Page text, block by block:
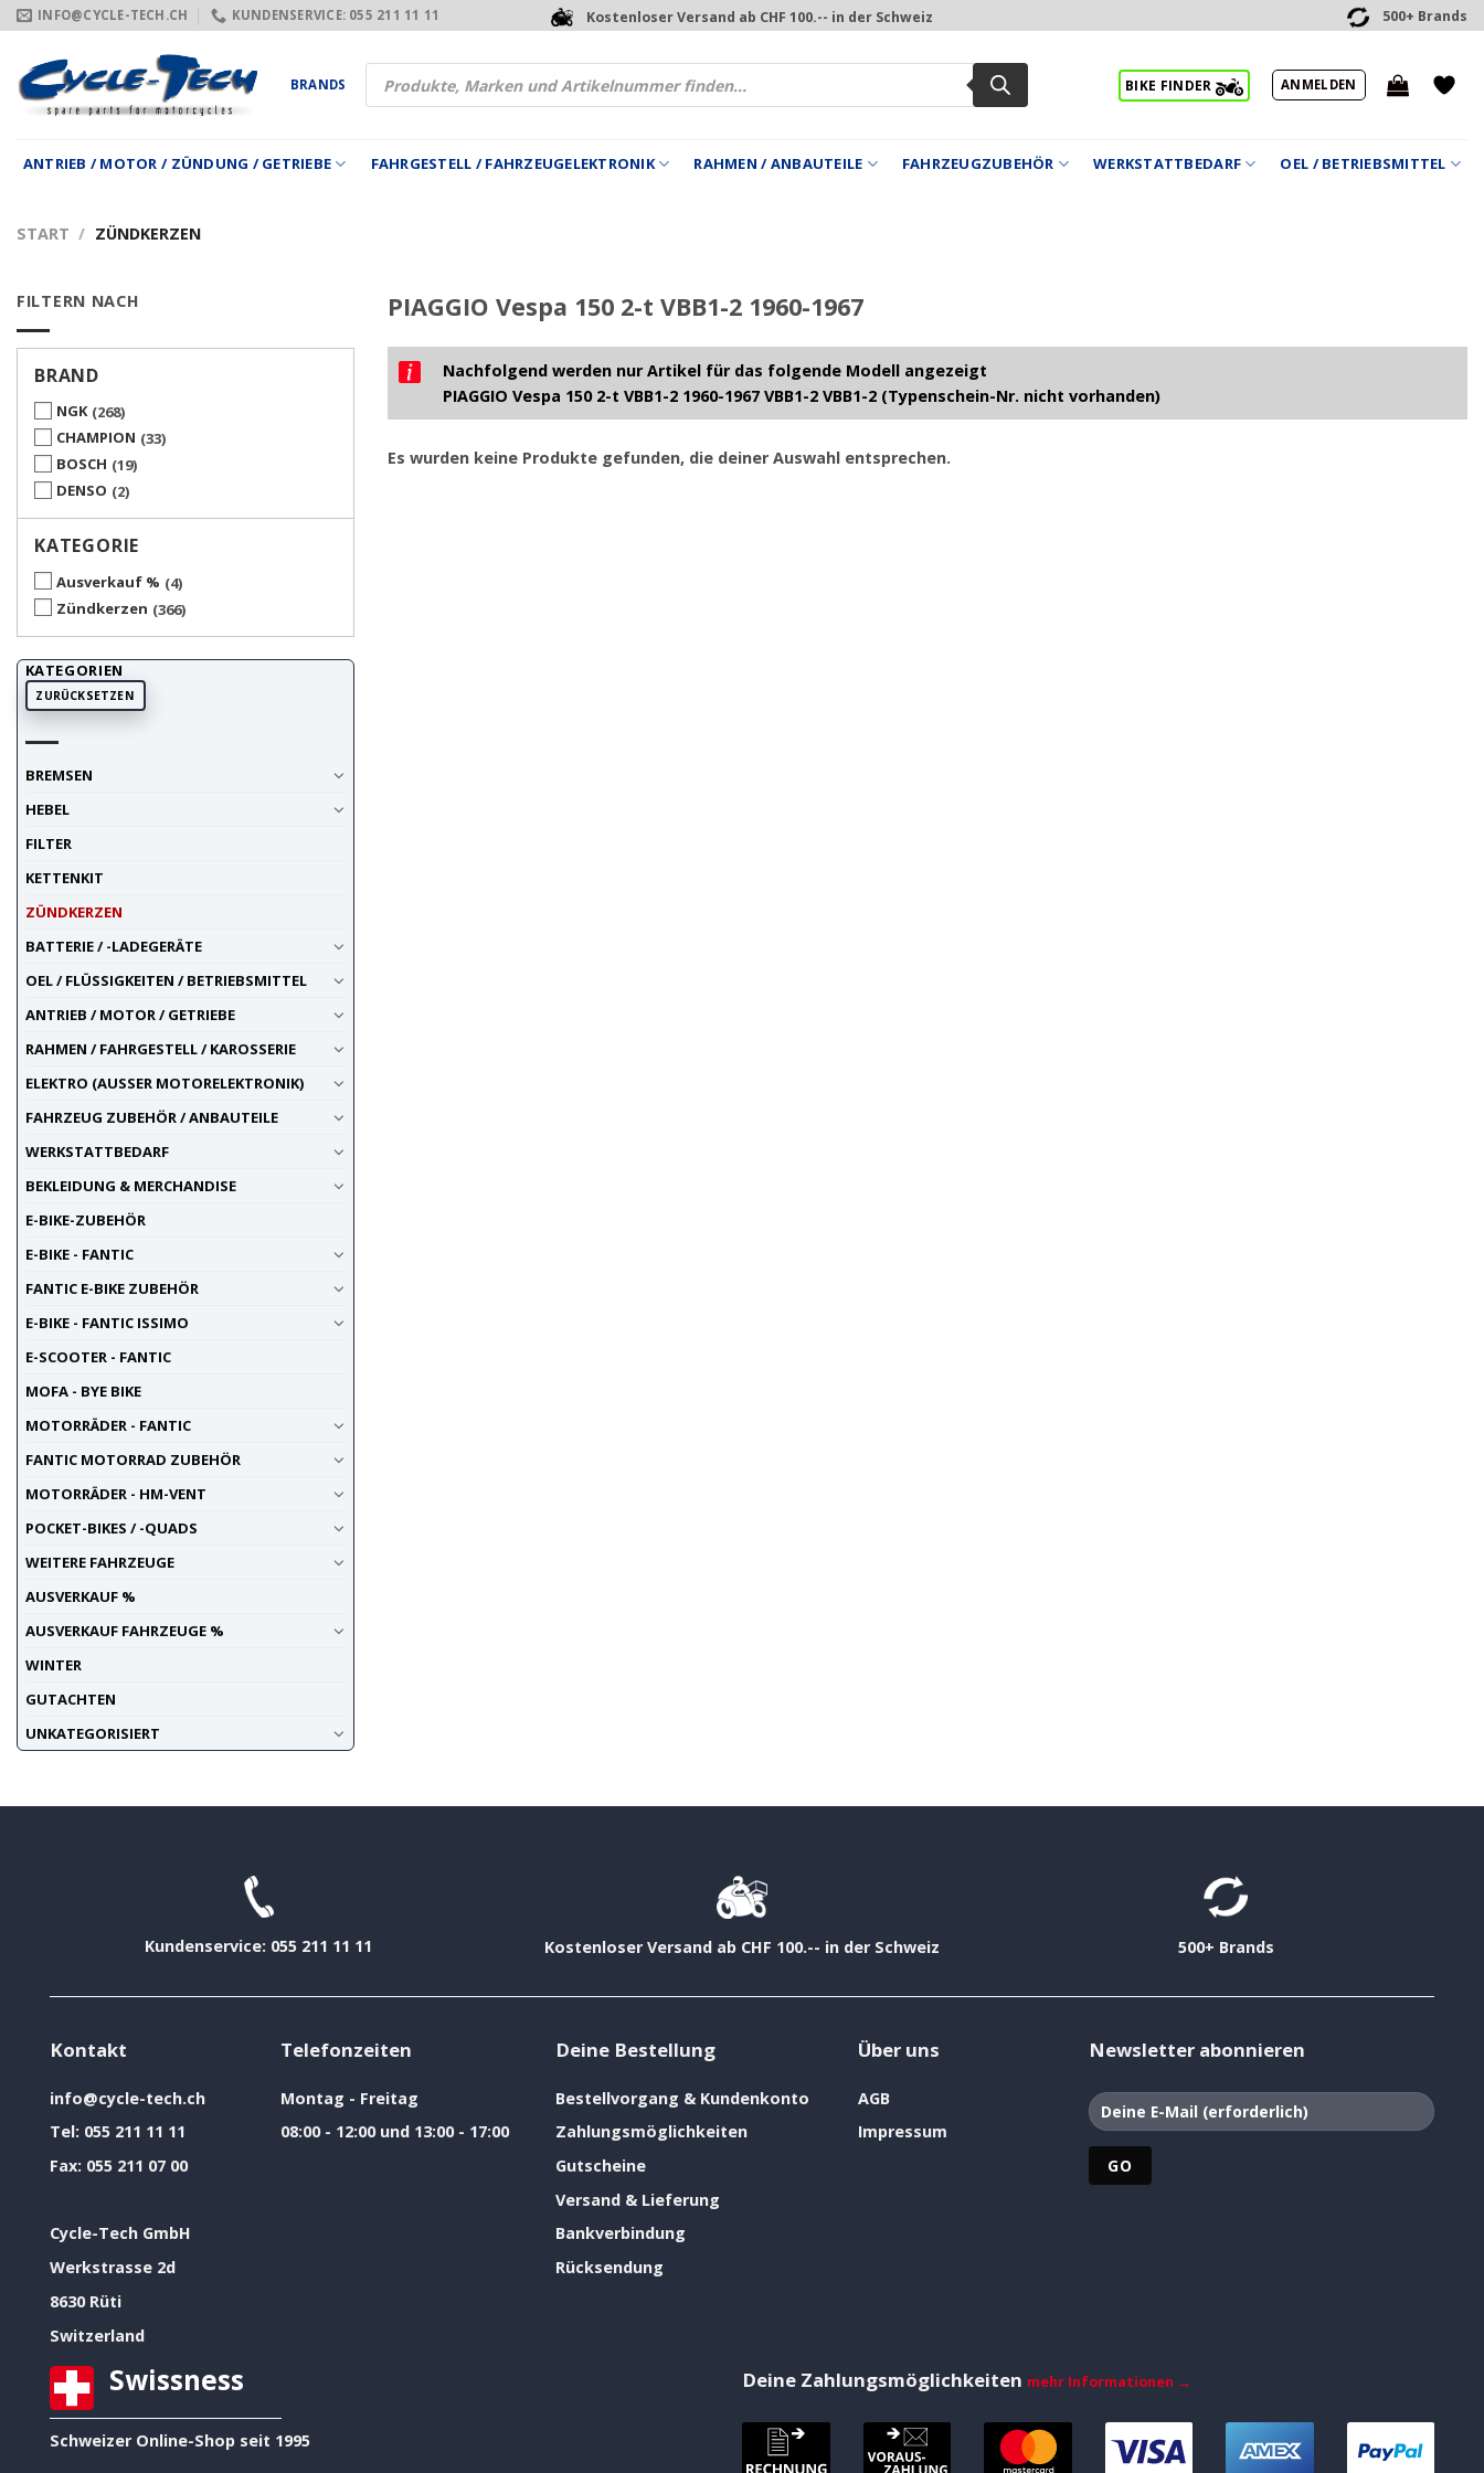
Zum
Inhalt
springen
INFO@CYCLE-TECH.CH KUNDENSERVICE: 055 211 11 11 Kostenloser Versand ab CHF 100.-- in der Schweiz 500+ Brands
BRANDS
Products
search
BIKE FINDER ANMELDEN
ANTRIEB / MOTOR / ZÜNDUNG / GETRIEBE FAHRGESTELL / FAHRZEUGELEKTRONIK RAHMEN / ANBAUTEILE FAHRZEUGZUBEHÖR WERKSTATTBEDARF OEL / BETRIEBSMITTEL
START / ZÜNDKERZEN
FILTERN NACH
BRAND
NGK 268
CHAMPION 33
BOSCH 19
DENSO
2
KATEGORIE
Ausverkauf %
4
Zündkerzen 366
KATEGORIEN
ZURÜCKSETZEN
BREMSEN
HEBEL
FILTER
KETTENKIT
ZÜNDKERZEN
BATTERIE / -LADEGERÄTE
OEL / FLÜSSIGKEITEN / BETRIEBSMITTEL
ANTRIEB / MOTOR / GETRIEBE
RAHMEN / FAHRGESTELL / KAROSSERIE
ELEKTRO (AUSSER MOTORELEKTRONIK)
FAHRZEUG ZUBEHÖR / ANBAUTEILE
WERKSTATTBEDARF
BEKLEIDUNG & MERCHANDISE
E-BIKE-ZUBEHÖR
E-BIKE - FANTIC
FANTIC E-BIKE ZUBEHÖR
E-BIKE - FANTIC ISSIMO
E-SCOOTER - FANTIC
MOFA - BYE BIKE
MOTORRÄDER - FANTIC
FANTIC MOTORRAD ZUBEHÖR
MOTORRÄDER - HM-VENT
POCKET-BIKES / -QUADS
WEITERE FAHRZEUGE
AUSVERKAUF %
AUSVERKAUF FAHRZEUGE %
WINTER
GUTACHTEN
UNKATEGORISIERT
PIAGGIO Vespa 150 2-t VBB1-2 1960-1967
Nachfolgend werden nur Artikel für das folgende Modell angezeigt
PIAGGIO Vespa 150 2-t VBB1-2 1960-1967 VBB1-2 VBB1-2 (Typenschein-Nr. nicht vorhanden)
Es wurden keine Produkte gefunden, die deiner Auswahl entsprechen.
Kundenservice: 055 211 11 11 Kostenloser Versand ab CHF 100.-- in der Schweiz 500+ Brands
Kontakt
info@cycle-tech.ch
Tel: 055 211 11 11
Fax: 055 211 07 00
Cycle-Tech GmbH
Werkstrasse 2d
8630 Rüti
Switzerland
Telefonzeiten
Montag - Freitag
08:00 - 12:00 und 13:00 - 17:00
Deine Bestellung
Bestellvorgang & Kundenkonto
Zahlungsmöglichkeiten
Gutscheine
Versand & Lieferung
Bankverbindung
Rücksendung
Über uns
AGB
Impressum
Newsletter abonnieren
Swissness
Schweizer Online-Shop seit 1995
Deine Zahlungsmöglichkeiten mehr Informationen →